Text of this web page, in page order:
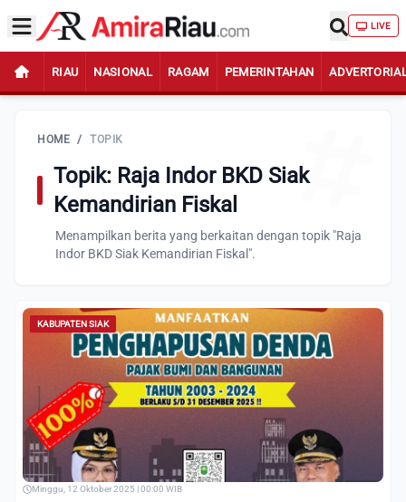
LIVE
RIAU NASIONAL RAGAM PEMERINTAHAN
HOME / TOPIK
Topik: Raja Indor BKD Siak
Kemandirian Fiskal
Menampilkan berita yang berkaitan dengan topik "Raja
Indor BKD Siak Kemandirian Fiskal".
KABUPATEN SIAK
Minggu, 12 Oktober 2025 | 00:00 WIB